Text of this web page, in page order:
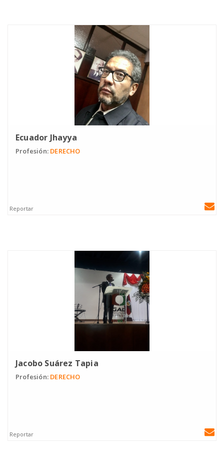
Ecuador Jhayya
Profesión: DERECHO
Reportar
Jacobo Suárez Tapia
Profesión: DERECHO
Reportar